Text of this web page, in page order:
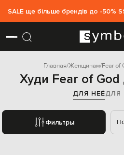
SALE ще більше брендів до -50%
Главная Женщинам Fear of
Худи Fear of
ДЛЯ НЕЁДЛЯ
Фильтры